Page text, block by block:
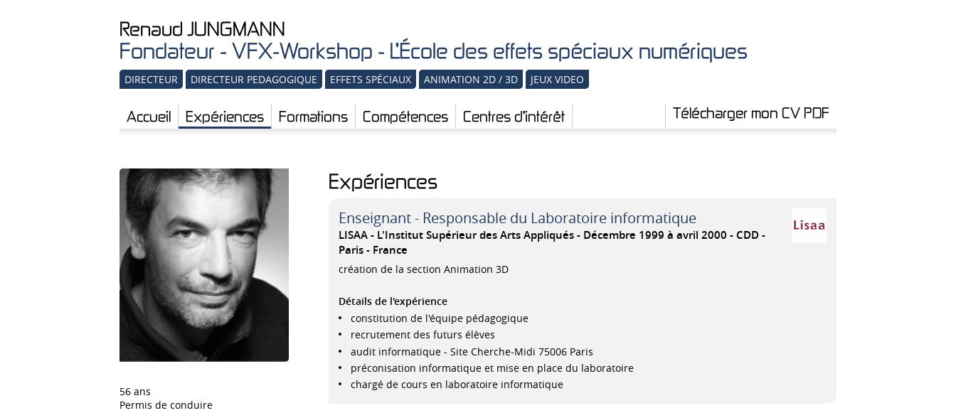
Renaud JUNGMANN
Fondateur - VFX-Workshop - L'École des effets spéciaux numériques
DIRECTEUR DIRECTEUR PEDAGOGIQUE EFFETS SPÉCIAUX ANIMATION 2D / 3D JEUX VIDEO
Accueil Expériences Formations Compétences Centres d'intérêt Télécharger mon CV PDF
56 ans
Permis de conduire
Expériences
Enseignant - Responsable du Laboratoire informatique
LISAA - L'Institut Supérieur des Arts Appliqués Décembre 1999 à avril 2000
CDD
Paris
France
création de la section Animation 3D
Détails de l'expérience
constitution de l'équipe pédagogique
recrutement des futurs élèves
audit informatique - Site Cherche-Midi 75006 Paris
préconisation informatique et mise en place du laboratoire
chargé de cours en laboratoire informatique